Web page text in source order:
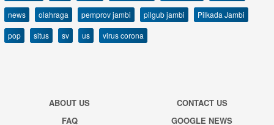
news
olahraga pemprov jambi pilgub jambi
Pilkada Jambi
pop
situs sv us virus corona
ABOUT US
CONTACT US
FAQ
GOOGLE NEWS